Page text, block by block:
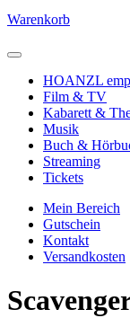
Warenkorb
HOANZL
Film & TV
Kabarett &
Musik
Buch &
Streaming
Tickets
Mein Bereich
Gutschein
Kontakt
Versandkosten